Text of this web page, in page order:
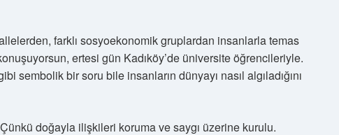
farklı sosyoekonomik gruplardan insanlarla temas
ertesi gün Kadıköy’de üniversite öğrencileriyle.
sembolik bir soru bile insanların dünyayı nasıl algıladığını
doğayla ilişkileri koruma ve saygı üzerine kurulu.